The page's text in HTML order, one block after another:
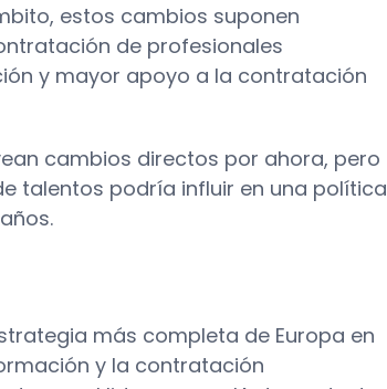
estos cambios suponen
de profesionales
y mayor apoyo a la contratación
cambios directos por ahora, pero
talentos podría influir en una política
más completa de Europa en
y la contratación